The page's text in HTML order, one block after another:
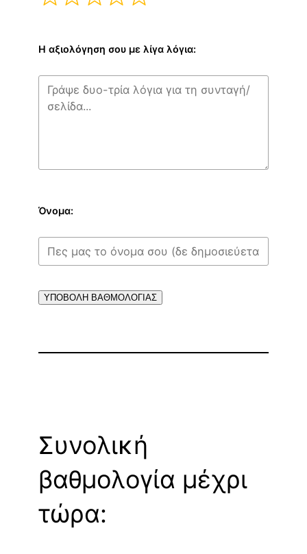
Η αξιολόγηση σου με λίγα λόγια:
Όνομα:
ΥΠΟΒΟΛΗ ΒΑΘΜΟΛΟΓΙΑΣ
Συνολική
βαθμολογία μέχρι
τώρα: